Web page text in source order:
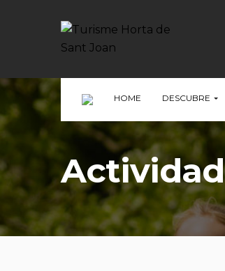
HOME DESCUBRE
Actividad